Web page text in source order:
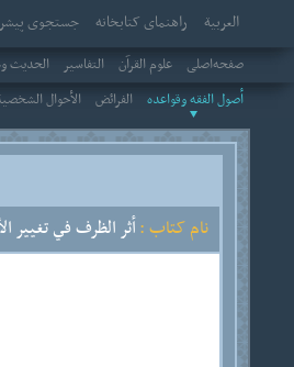
العربیة راهنمای کتابخانه
جستجوی
صفحه‌اصلی علوم القرآن التفاسير الحديث
أصول الفقه وقواعده الفرائض الأحوال
نام کتاب :أثر الظرف في تغيير